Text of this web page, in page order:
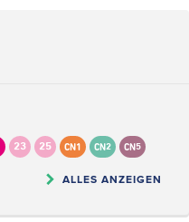
23 25 CN1 CN2 CN5
ALLES ANZEIGEN